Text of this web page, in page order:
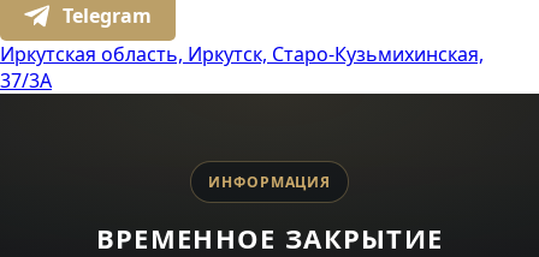
Telegram
Иркутская область, Иркутск, Старо-Кузьмихинская,
37/3А
ИНФОРМАЦИЯ
ВРЕМЕННОЕ ЗАКРЫТИЕ